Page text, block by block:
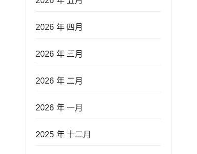
2026 年 四月
2026 年 三月
2026 年 二月
2026 年 一月
2025 年 十二月